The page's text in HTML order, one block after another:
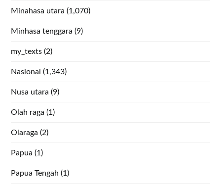
Minahasa utara (1,070)
Minhasa tenggara (9)
my_texts (2)
Nasional (1,343)
Nusa utara (9)
Olah raga (1)
Olaraga (2)
Papua (1)
Papua Tengah (1)